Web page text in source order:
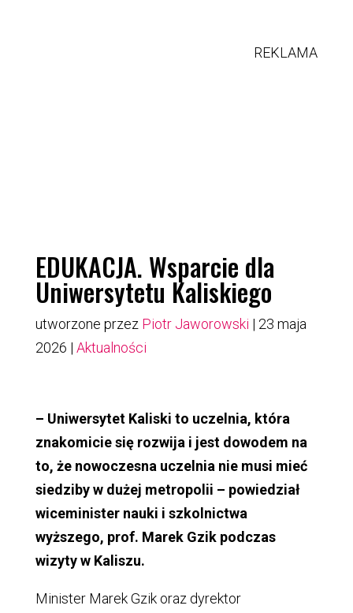
REKLAMA
EDUKACJA. Wsparcie dla
Uniwersytetu Kaliskiego
utworzone przez Piotr Jaworowski | 23 maja
2026 | Aktualności
– Uniwersytet Kaliski to uczelnia, która
znakomicie się rozwija i jest dowodem na
to, że nowoczesna uczelnia nie musi mieć
siedziby w dużej metropolii – powiedział
wiceminister nauki i szkolnictwa
wyższego, prof. Marek Gzik podczas
wizyty w Kaliszu.
Minister Marek Gzik oraz dyrektor